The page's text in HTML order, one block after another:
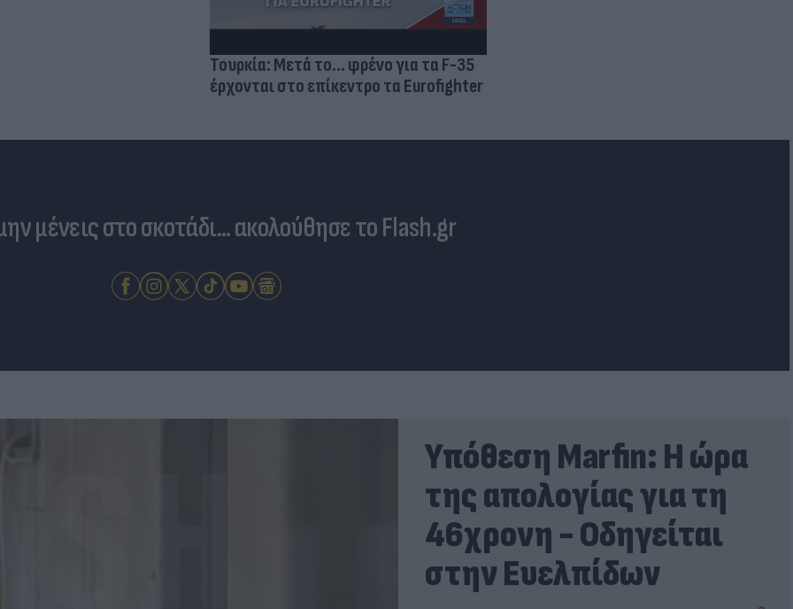
Τουρκία: Μετά το... φρένο για τα F-35
έρχονται στο επίκεντρο τα Eurofighter
μένεις στο σκοτάδι... ακολούθησε το Flash.gr
Υπόθεση Marfin: Η ώρα
της απολογίας για τη
46χρονη - Οδηγείται
στην Ευελπίδων